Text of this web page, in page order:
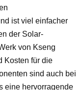
ist viel einfacher
der Solar-
von Kseng
Kosten für die
sind auch bei
eine hervorragende